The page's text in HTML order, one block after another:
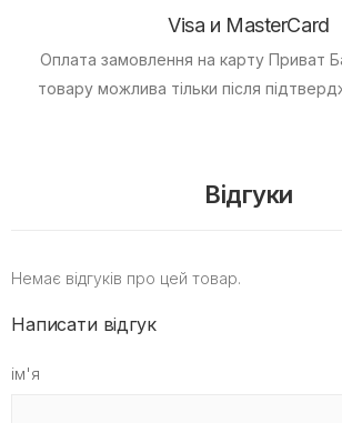
Visa и MasterCard
Оплата замовлення на карту Приват
товару можлива тільки після
Відгуки
Немає відгуків про цей товар.
Написати відгук
ім'я